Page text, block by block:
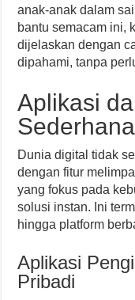
anak-anak dalam
bantu semacam ini,
dijelaskan dengan
dipahami, tanpa
Aplikasi
Sederhana
Dunia digital tidak
dengan fitur
yang fokus pada
solusi instan. Ini
hingga platform
Aplikasi
Pribadi